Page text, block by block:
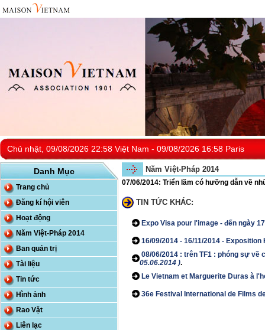
Chủ nhật, 09/08/2026 22:58 Việt Nam - 09/08/2026 16:58 Paris
Danh Mục
Trang chủ
Đăng kí hội viên
Hoạt động
Năm Việt-Pháp 2014
Ban quản trị
Tài liệu
Tin tức
Hình ảnh
Rao Vặt
Liên lạc
Năm Việt-Pháp 2014
07/06/2014: Triển lãm có hưỡng dẫn về
TIN TỨC KHÁC:
Expo Visa pour l'image - đến ngày
16/09/2014 - 16/11/2014 -
08/06/2014 : trên TF1 : phóng sự về
05.06.2014 ).
Le Vietnam et Marguerite Duras à
36e Festival International de Films